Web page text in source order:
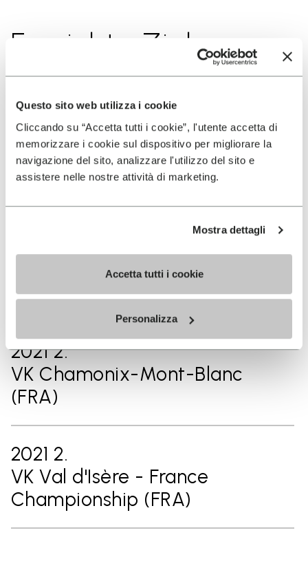
Questo sito web utilizza i cookie
Cliccando su “Accetta tutti i cookie”, l'utente accetta di
memorizzare i cookie sul dispositivo per migliorare la
navigazione del sito, analizzare l'utilizzo del sito e
assistere nelle nostre attività di marketing.
Mostra dettagli
Accetta tutti i cookie
Personalizza
Erreichte Ziele
VK Santana (Madeira, POR)
2021 1.
championship (Madeira, POR)
VK Méribel (FRA)
2021 2.
VK Chamonix-Mont-Blanc
(FRA)
2021 2.
VK Val d'Isère - France
Championship (FRA)